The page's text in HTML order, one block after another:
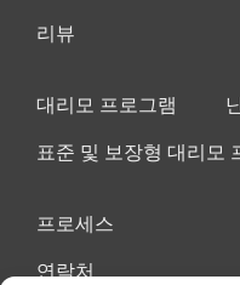
리뷰
대리모 프로그램
표준 및 보장형 대리모
프로세스
연락처